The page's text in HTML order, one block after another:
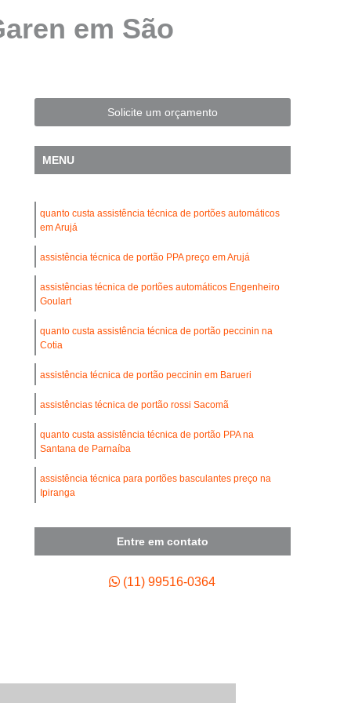
Automatização de Portões Deslizantes
Conserto de Motor Portão
Conserto Motor Elétrico Portão
Conserto de Motor de Portão Automático
Conserto de Portão Automático
Automático Basculante
Automático Pivotante Duplo
Conserto de Portão Basculante
Portão de Garagem
de Motor para Portão Automático
Empresa de Manutenção de Portão Automático
de Portão Automático Industrial
de Portão Basculante
de Portão de Aço de Enrolar
de Portão de Alumínio
em São
Solicite um orçamento
MENU
quanto custa assistência técnica de portões automáticos
em Arujá
assistência técnica de portão PPA preço em Arujá
assistências técnica de portões automáticos Engenheiro
Goulart
quanto custa assistência técnica de portão peccinin na
Cotia
assistência técnica de portão peccinin em Barueri
assistências técnica de portão rossi Sacomã
quanto custa assistência técnica de portão PPA na
Santana de Parnaíba
assistência técnica para portões basculantes preço na
Ipiranga
Entre em contato
(11) 99516-0364